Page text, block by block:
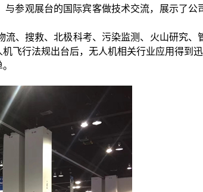
参观展台的国际宾客做技术交流，展示了公
、搜救、北极科考、污染监测、火山研究、
飞行法规出台后，无人机相关行业应用得到迅